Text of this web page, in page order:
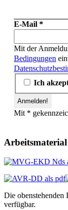
E-Mail *
Mit der
Bedingungen
Ich
Mit *
Arbeitsmaterial
Die
verfügbar.